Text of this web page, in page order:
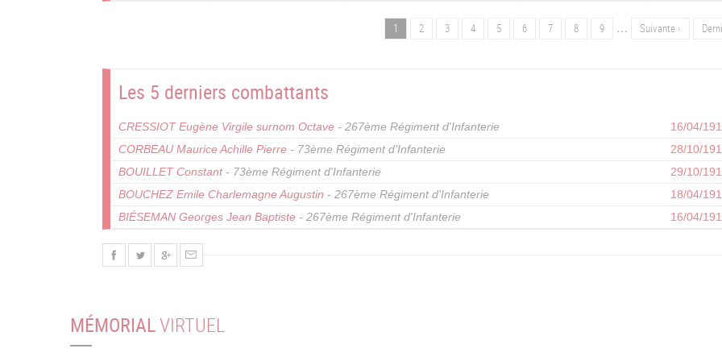
Page
1 Page
2 Page
3 Page
4 Page
5 Page
6 Page
7 Page
8 Page
9 …
Page
Suivante ›
Les 5 derniers combattants
CRESSIOT Eugène Virgile surnom Octave - 267ème Régiment d'Infanterie
16/04/
CORBEAU Maurice Achille Pierre - 73ème Régiment d'Infanterie
28/10/
BOUILLET Constant- 73ème Régiment d'Infanterie
29/10/
BOUCHEZ Emile Charlemagne Augustin - 267ème Régiment d'Infanterie
18/04/
BIÉSEMAN Georges Jean Baptiste - 267ème Régiment d'Infanterie 16/04/
MÉMORIALVIRTUEL